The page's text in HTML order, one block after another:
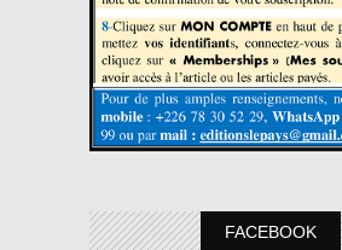
FACEBOOK